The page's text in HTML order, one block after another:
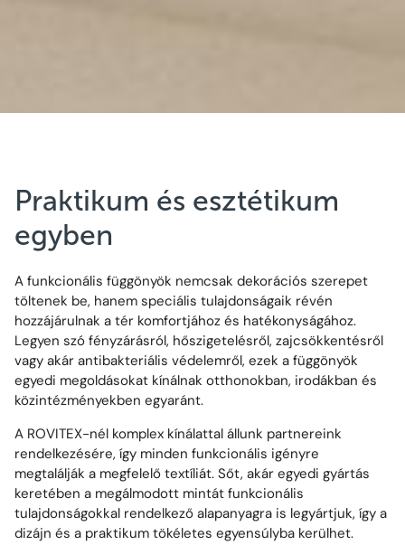
Praktikum és esztétikum
egyben
A funkcionális függönyök nemcsak dekorációs szerepet
töltenek be, hanem speciális tulajdonságaik révén
hozzájárulnak a tér komfortjához és hatékonyságához.
Legyen szó fényzárásról, hőszigetelésről, zajcsökkentésről
vagy akár antibakteriális védelemről, ezek a függönyök
egyedi megoldásokat kínálnak otthonokban, irodákban és
közintézményekben egyaránt.
A ROVITEX-nél komplex kínálattal állunk partnereink
rendelkezésére, így minden funkcionális igényre
megtalálják a megfelelő textíliát. Sőt, akár egyedi gyártás
keretében a megálmodott mintát funkcionális
tulajdonságokkal rendelkező alapanyagra is legyártjuk, így a
dizájn és a praktikum tökéletes egyensúlyba kerülhet.